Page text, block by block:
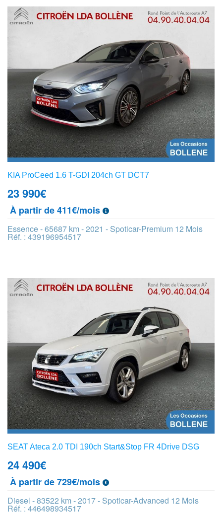
KIA ProCeed 1.6 T-GDI 204ch GT DCT7
23 990€
À partir de 411€/mois
Essence - 65687 km - 2021 - Spoticar-Premium 12 Mois
Réf. : 439196954517
SEAT Ateca 2.0 TDI 190ch Start&Stop FR 4Drive DSG
24 490€
À partir de 729€/mois
Diesel - 83522 km - 2017 - Spoticar-Advanced 12 Mois
Réf. : 446498934517